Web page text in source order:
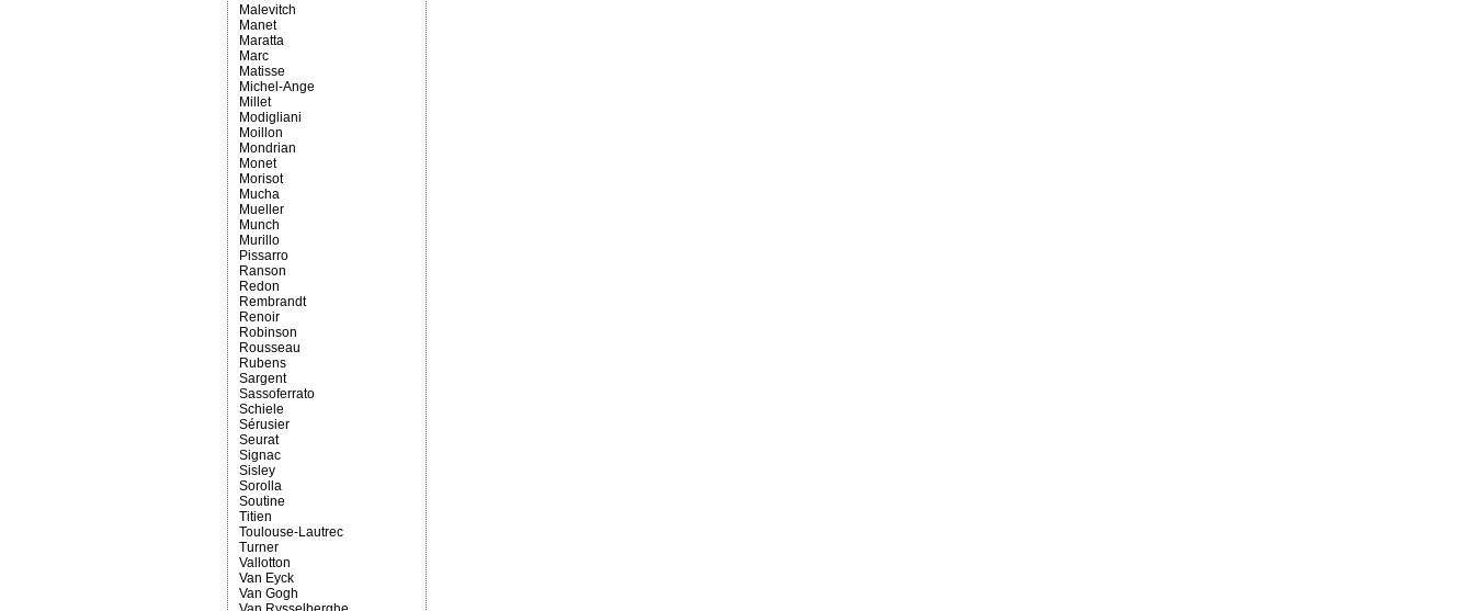
Malevitch
Manet
Maratta
Marc
Matisse
Michel-Ange
Millet
Modigliani
Moillon
Mondrian
Monet
Morisot
Mucha
Mueller
Munch
Murillo
Pissarro
Ranson
Redon
Rembrandt
Renoir
Robinson
Rousseau
Rubens
Sargent
Sassoferrato
Schiele
Sérusier
Seurat
Signac
Sisley
Sorolla
Soutine
Titien
Toulouse-Lautrec
Turner
Vallotton
Van Eyck
Van Gogh